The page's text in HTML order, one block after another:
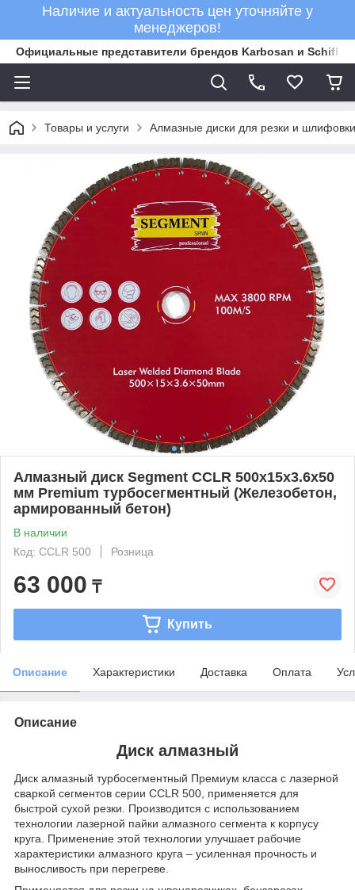
Наличие и актуальность цен уточняйте у
менеджеров!
Официальные представители брендов Karbosan и Schifler
Товары и услуги Алмазные диски для резки и
Алмазный диск Segment CCLR 500х15х3.6х50
мм Premium турбосегментный (Железобетон,
армированный бетон)
В наличии
Код: CCLR 500
Розница
63 000 ₸
Купить
Описание Характеристики Доставка Оплата
Описание
Диск алмазный
Диск алмазный турбосегментный Премиум класса с лазерной
сваркой сегментов серии CCLR 500, применяется для
быстрой сухой резки. Производится с использованием
технологии лазерной пайки алмазного сегмента к корпусу
круга. Применение этой технологии улучшает рабочие
характеристики алмазного круга – усиленная прочность и
выносливость при перегреве.